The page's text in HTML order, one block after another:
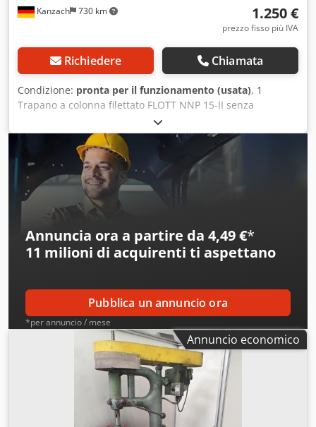
Kanzach 730 km 1.250 €
prezzo fisso più IVA
Richiedere Chiamata
Condizione: pronta per il funzionamento (usata), 1
Trapano a colonna filettato FLOTT NNP 15-II senza
morsetto. Cedji Aputopfx Aiysrf
Annuncia ora a partire da 4,49 €*
11 milioni di acquirenti ti aspettano
Pubblica un annuncio ora
*per annuncio / mese
Annuncio economico